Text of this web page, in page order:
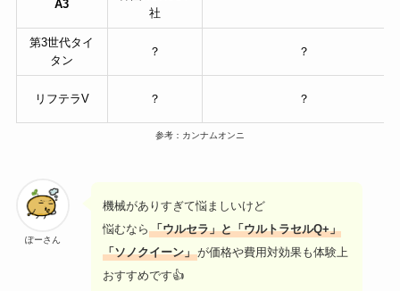
A3
社
第3世代タイ
タン
？ ？
リフテラV ？ ？
参考：カンナムオンニ
ぽーさん
機械がありすぎて悩ましいけど
悩むなら「ウルセラ」と「ウルトラセルQ+」
「ソノクイーン」が価格や費用対効果も体験上
おすすめです👍